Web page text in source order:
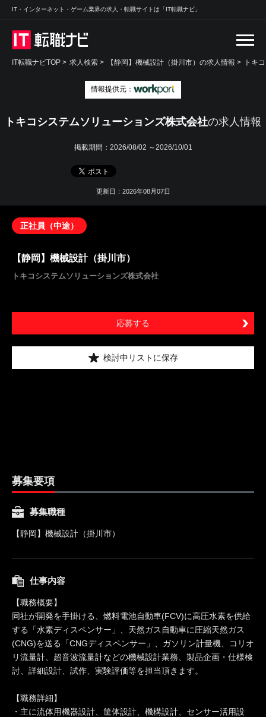
IT・インターネット・ゲーム業界の求人・転職サイトは「IT転職ナビ」
IT転職ナビTOP > 求人検索 > 【静岡】機械設計（掛川市）の求人情報 > トキ
情報提供元：
トキコシステムソリューションズ株式会社の求人情報
掲載期間： 2026/08/02 ～2026/10/01
更新日：2026年08月07日
正社員（中途）
【静岡】機械設計（掛川市）
トキコシステムソリューションズ株式会社
応募する
検討中リストに保存
募集要項
募集職種
【静岡】機械設計（掛川市）
仕事内容
【職務概要】
同社が開発を手掛ける、燃料電池自動車(FCV)に高圧水素を供給
する「水素ディスペンサー」、天然ガス自動車に圧縮天然ガス
(CNG)を送る「CNGディスペンサー」、ガソリン計量機、コリオ
リ流量計、超音波流量計などの機械設計業務、製品企画・仕様検
討、詳細設計、試作、実験評価等を担当頂きます。
【職務詳細】
・主に流体用機器設計、筐体設計、機構設計、センサー活用設